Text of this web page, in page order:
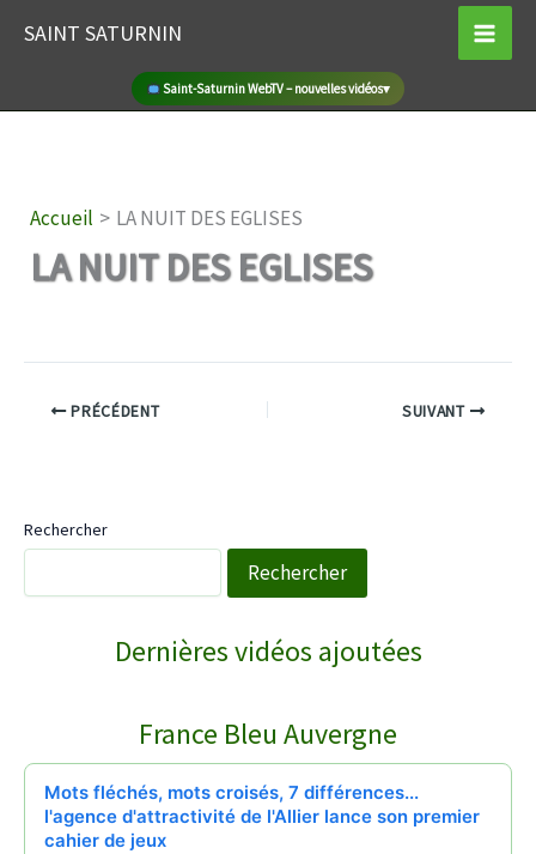
SAINT SATURNIN
Saint-Saturnin WebTV – nouvelles vidéos▾
Accueil LA NUIT DES EGLISES
LA NUIT DES EGLISES
PRÉCÉDENT SUIVANT
Rechercher
Rechercher
Dernières vidéos ajoutées
France Bleu Auvergne
Mots fléchés, mots croisés, 7 différences...
l'agence d'attractivité de l'Allier lance son premier
cahier de jeux